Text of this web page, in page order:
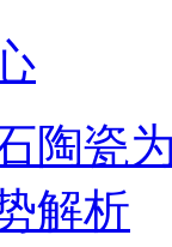
陶瓷
解析